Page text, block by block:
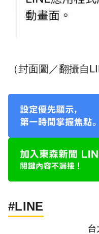
（封面圖／翻攝自
#LINE
台